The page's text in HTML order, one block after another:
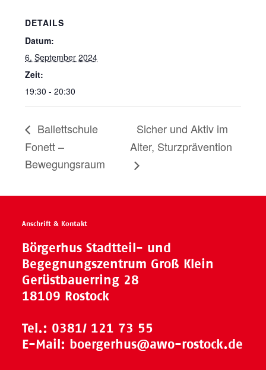
DETAILS
Datum:
6. September 2024
Zeit:
19:30 - 20:30
Ballettschule
Fonett –
Bewegungsraum
Sicher und Aktiv im
Alter, Sturzprävention
Anschrift & Kontakt
Börgerhus Stadtteil- und
Begegnungszentrum Groß Klein
Gerüstbauerring 28
18109 Rostock
Tel.: 0381/ 121 73 55
E-Mail: boergerhus@awo-rostock.de